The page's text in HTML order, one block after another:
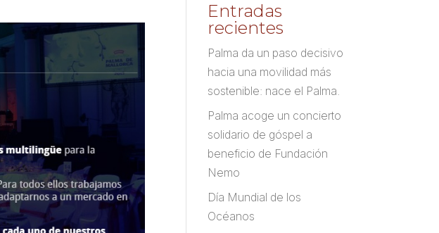
Entradas
recientes
Palma da un paso decisivo
hacia una movilidad más
sostenible: nace el Palma.
Palma acoge un concierto
solidario de góspel a
beneficio de Fundación
Nemo
Día Mundial de los
Océanos